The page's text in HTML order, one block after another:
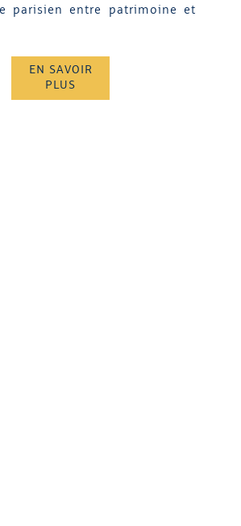
parisien entre patrimoine et
EN SAVOIR
PLUS